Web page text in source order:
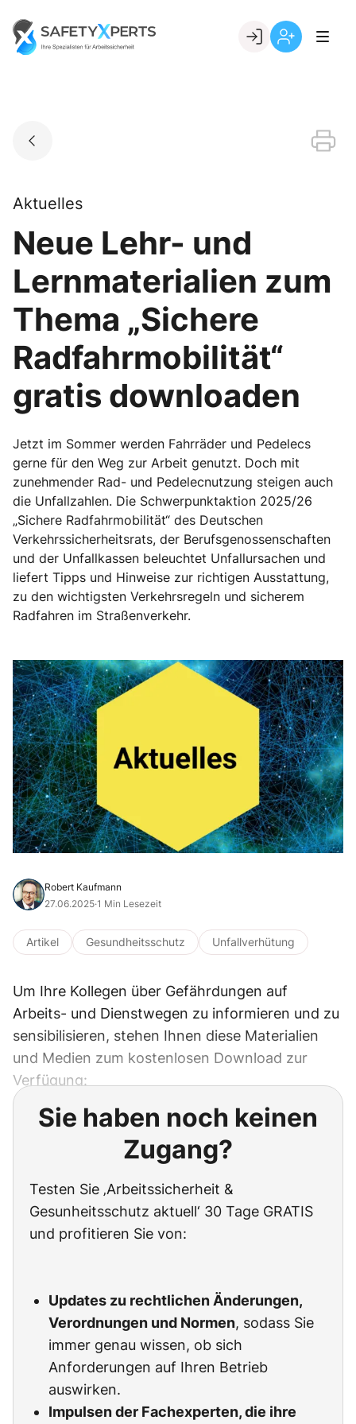
content
Go to landing page.
Aktuelles
Neue Lehr- und
Lernmaterialien zum
Thema „Sichere
Radfahrmobilität“
gratis downloaden
Jetzt im Sommer werden Fahrräder und Pedelecs
gerne für den Weg zur Arbeit genutzt. Doch mit
zunehmender Rad- und Pedelecnutzung steigen auch
die Unfallzahlen. Die Schwerpunktaktion 2025/26
„Sichere Radfahrmobilität“ des Deutschen
Verkehrssicherheitsrats, der Berufsgenossenschaften
und der Unfallkassen beleuchtet Unfallursachen und
liefert Tipps und Hinweise zur richtigen Ausstattung,
zu den wichtigsten Verkehrsregeln und sicherem
Radfahren im Straßenverkehr.
Robert Kaufmann
27.06.2025·1 Min Lesezeit
Artikel Gesundheitsschutz Unfallverhütung
Um Ihre Kollegen über Gefährdungen auf
Arbeits- und Dienstwegen zu informieren und zu
sensibilisieren, stehen Ihnen diese Materialien
und Medien zum kostenlosen Download zur
Verfügung:
Sie haben noch keinen
Zugang?
Testen Sie ‚Arbeitssicherheit &
Gesunheitsschutz aktuell‘ 30 Tage GRATIS
und profitieren Sie von:
Updates zu rechtlichen Änderungen,
Verordnungen und Normen, sodass Sie
immer genau wissen, ob sich
Anforderungen auf Ihren Betrieb
auswirken.
Impulsen der Fachexperten, die ihre